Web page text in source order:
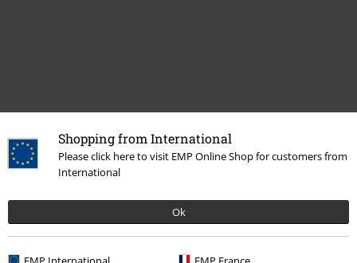
Shopping from International
Please click here to visit EMP Online Shop for customers from
International
Ok
Senast besökt